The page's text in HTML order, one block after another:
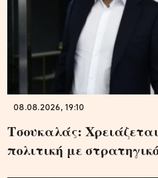
08.08.2026, 19:10
Τσουκαλάς:
πολιτική με